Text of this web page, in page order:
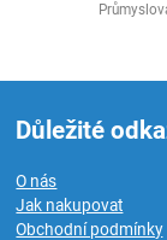
Důležité
O nás
Jak nakupovat
Obchodní podmínky